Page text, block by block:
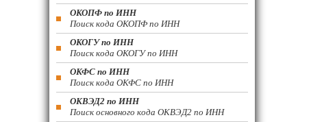
ОКОПФ по ИНН
Поиск кода ОКОПФ по ИНН
ОКОГУ по ИНН
Поиск кода ОКОГУ по ИНН
ОКФС по ИНН
Поиск кода ОКФС по ИНН
ОКВЭД2 по ИНН
Поиск основного кода ОКВЭД2 по ИНН